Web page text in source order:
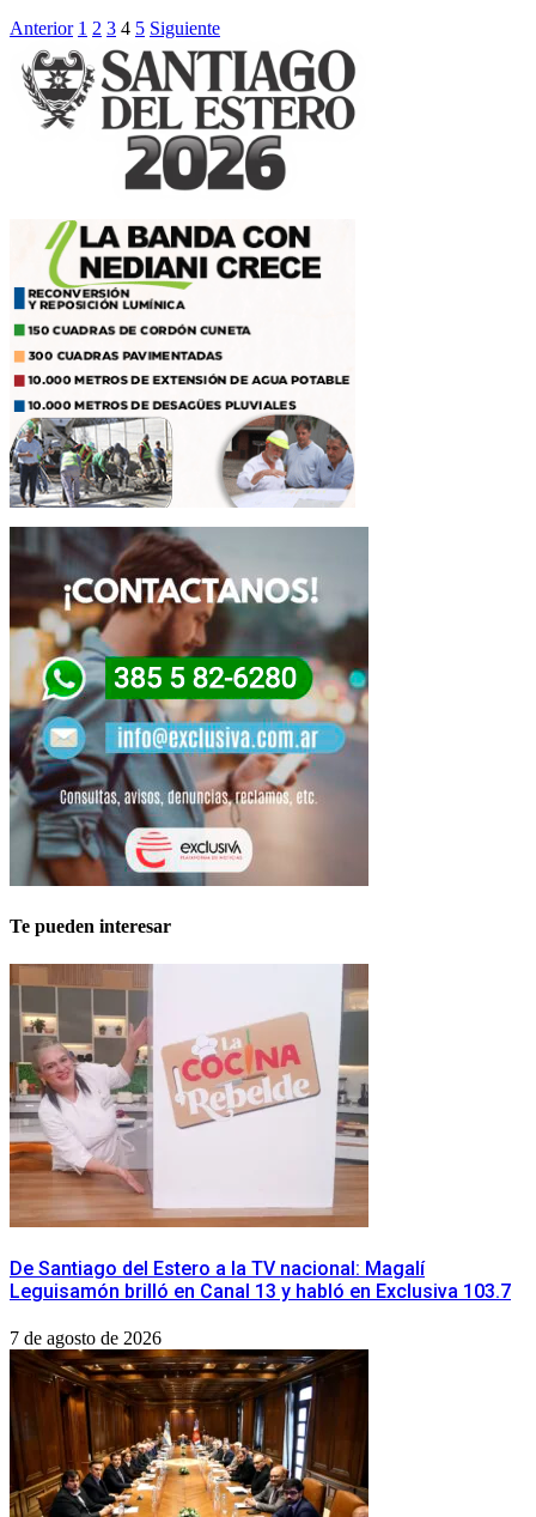
Paginación
de
entradas
Anterior 1 2 3 4 5 Siguiente
Te pueden interesar
De Santiago del Estero a la TV nacional: Magalí
Leguisamón brilló en Canal 13 y habló en Exclusiva 103.7
7 de agosto de 2026